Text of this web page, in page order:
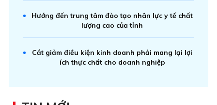
Hướng đến trung tâm đào tạo nhân lực y tế chất
lượng cao của tỉnh
Cắt giảm điều kiện kinh doanh phải mang lại lợi
ích thực chất cho doanh nghiệp